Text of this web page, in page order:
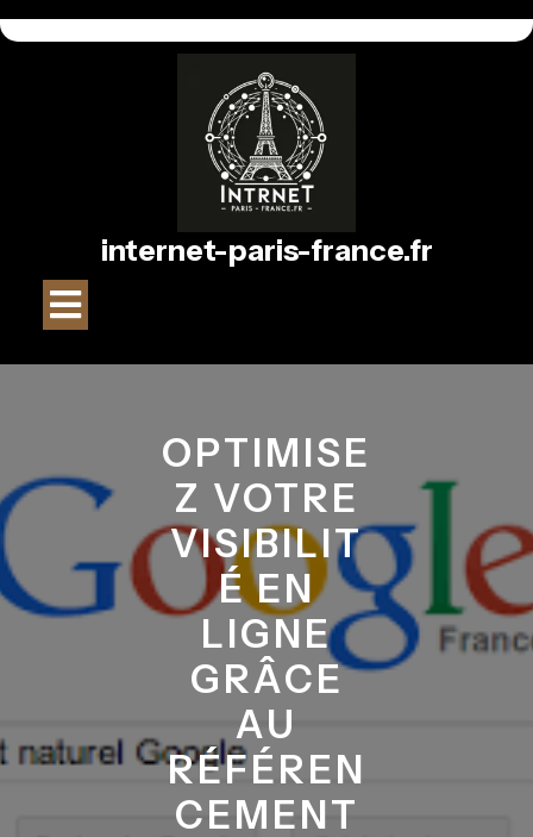
au
internet-paris-france.fr
Ouvrir
OPTIMISE
Z VOTRE
VISIBILIT
É EN
LIGNE
GRÂCE
AU
RÉFÉREN
CEMENT